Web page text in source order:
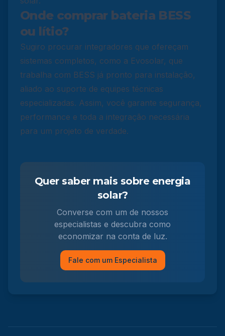
Onde comprar bateria BESS
ou lítio?
Sugiro procurar integradores que ofereçam
sistemas completos, como a Evosolar, que
trabalha com BESS já pronto para instalação,
aliado ao suporte de equipes técnicas
especializadas. Assim, você garante segurança,
performance e toda a integração necessária
para um projeto de verdade.
Quer saber mais sobre energia
solar?
Converse com um de nossos
especialistas e descubra como
economizar na conta de luz.
Fale com um Especialista